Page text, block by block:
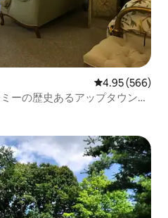
レビュー566
4.95 (566)